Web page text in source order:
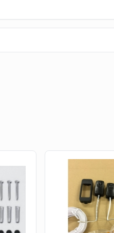
pour
des informations
électrique, et les
leur première
une photo-cellule
travaux et de leur offrir
Pour avoir le